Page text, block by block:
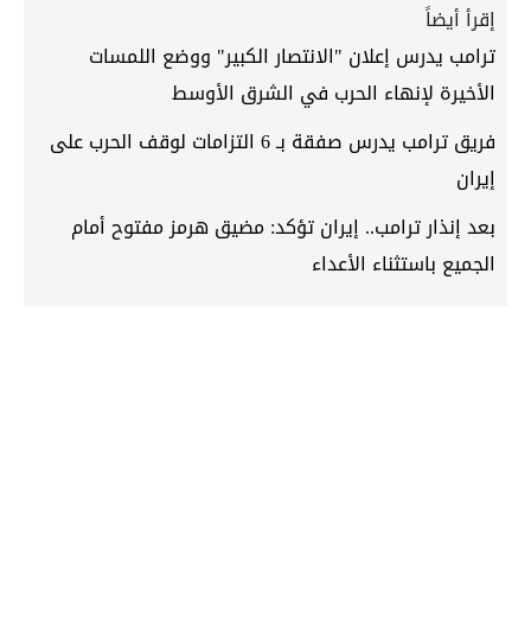
إقرأ أيضاً
ترامب يدرس إعلان "الانتصار الكبير" ووضع اللمسات
الأخيرة لإنهاء الحرب في الشرق الأوسط
فريق ترامب يدرس صفقة بـ 6 التزامات لوقف الحرب على
إيران
بعد إنذار ترامب.. إيران تؤكد: مضيق هرمز مفتوح أمام
الجميع باستثناء الأعداء